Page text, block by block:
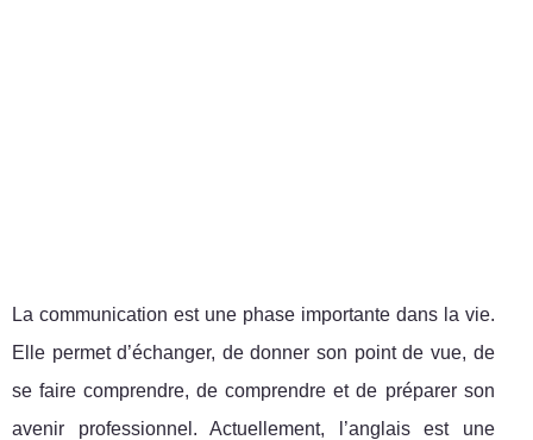
La communication est une phase importante dans la vie.
Elle permet d’échanger, de donner son point de vue, de
se faire comprendre, de comprendre et de préparer son
avenir professionnel. Actuellement, l’anglais est une